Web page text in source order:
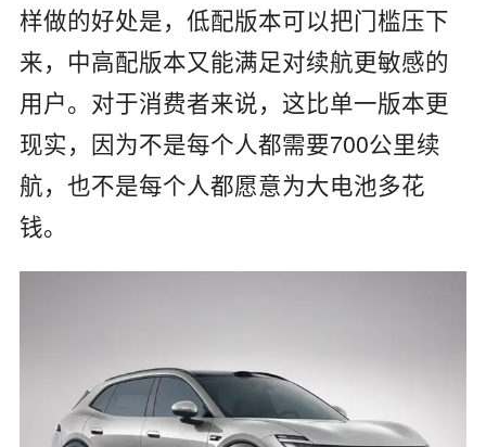
样做的好处是，低配版本可以把门槛压下
来，中高配版本又能满足对续航更敏感的
用户。对于消费者来说，这比单一版本更
现实，因为不是每个人都需要700公里续
航，也不是每个人都愿意为大电池多花
钱。